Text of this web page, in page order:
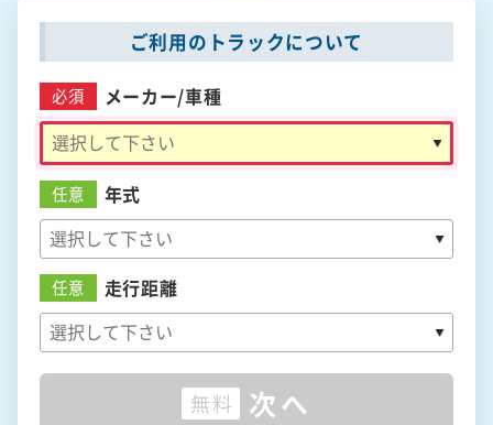
ご利用のトラックについて
必須 メーカー/車種
任意 年式
任意 走行距離
無料 次へ